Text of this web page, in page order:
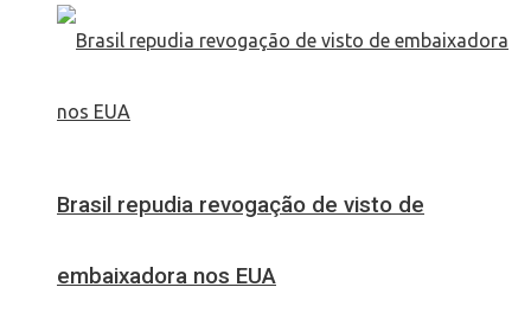
Brasil repudia revogação de visto de
embaixadora nos EUA